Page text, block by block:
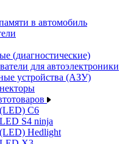
в автомобиль
(диагностические)
для автоэлектроники
устройства (АЗУ)
C6
S4 ninja
Hedlight